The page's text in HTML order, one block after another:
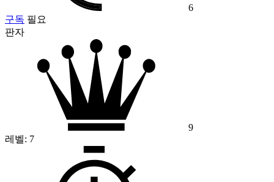
6
구독 필요
판자
9
레벨: 7